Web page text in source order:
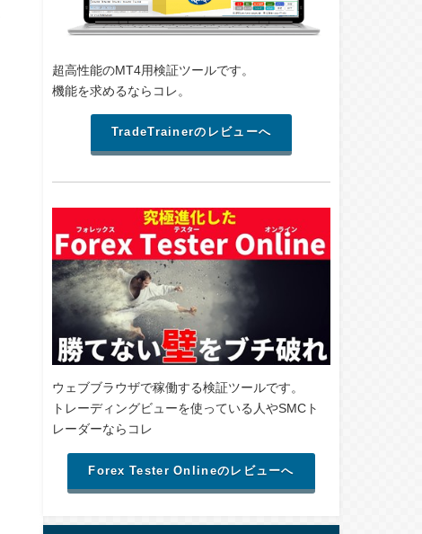
超高性能のMT4用検証ツールです。
機能を求めるならコレ。
TradeTrainerのレビューへ
ウェブブラウザで稼働する検証ツールです。
トレーディングビューを使っている人やSMCト
レーダーならコレ
Forex Tester Onlineのレビューへ